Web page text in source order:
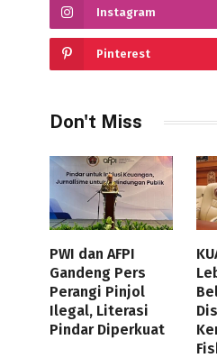
Instagram
Pinterest
Don't Miss
PWI dan AFPI
Gandeng Pers
Perangi Pinjol
Ilegal, Literasi
Pindar Diperkuat